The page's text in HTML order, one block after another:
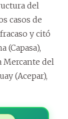
del
casos de
y citó
(Capasa),
Mercante del
(Acepar),